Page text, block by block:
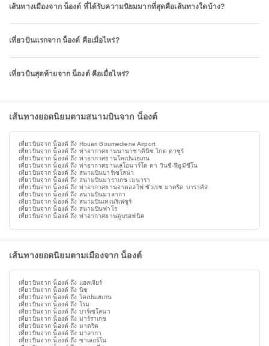
เส้นทางเมืองจาก น็องต์ ที่ได้รับความนิยมมากที่สุดคือเส้นทางใดบ้าง?
เที่ยวบินแรกจาก น็องต์ คือเมื่อไหร่?
เที่ยวบินสุดท้ายจาก น็องต์ คือเมื่อไหร่?
เส้นทางยอดนิยมตามสนามบินจาก น็องต์
เที่ยวบินจาก น็องต์ ถึง Houari Boumediene Airport
เที่ยวบินจาก น็องต์ ถึง ท่าอากาศยานนานาชาตินีซ โกต ดาซูร์
เที่ยวบินจาก น็องต์ ถึง ท่าอากาศยานโคเปนเฮเกน
เที่ยวบินจาก น็องต์ ถึง ท่าอากาศยานเลโอนาร์โด ดา วินชี-ฟีอูมีชีโน
เที่ยวบินจาก น็องต์ ถึง สนามบินบาร์เซโลน่า
เที่ยวบินจาก น็องต์ ถึง สนามบินมาราเกช เมนารา
เที่ยวบินจาก น็องต์ ถึง ท่าอากาศยานอาดอลโฟ ซัวเรซ มาดริด บาราคัส
เที่ยวบินจาก น็องต์ ถึง สนามบินมาลากา
เที่ยวบินจาก น็องต์ ถึง สนามบินเทเนริเฟซูร์
เที่ยวบินจาก น็องต์ ถึง สนามบินฟาโร
เที่ยวบินจาก น็องต์ ถึง ท่าอากาศยานดูบรอฟนิค
เส้นทางยอดนิยมตามเมืองจาก น็องต์
เที่ยวบินจาก น็องต์ ถึง แอลเจียร์
เที่ยวบินจาก น็องต์ ถึง นีซ
เที่ยวบินจาก น็องต์ ถึง โคเปนเฮเกน
เที่ยวบินจาก น็องต์ ถึง โรม
เที่ยวบินจาก น็องต์ ถึง บาร์เซโลนา
เที่ยวบินจาก น็องต์ ถึง มาร์ราเกช
เที่ยวบินจาก น็องต์ ถึง มาดริด
เที่ยวบินจาก น็องต์ ถึง มาลากา
เที่ยวบินจาก น็องต์ ถึง ซาเลอร์โน